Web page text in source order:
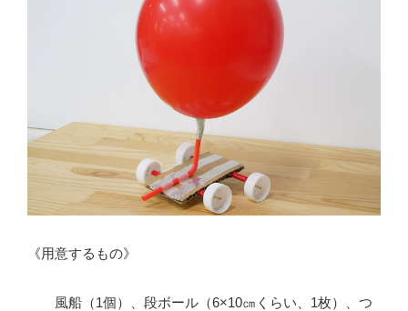
《用意するもの》
風船（1個）、段ボール（6×10㎝くらい、1枚）、つ